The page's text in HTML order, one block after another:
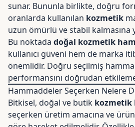
sunar. Bununla birlikte, doğru
oranlarda kullanılan kozmetik
uzun ömürlü ve stabil kalmasına
Bu noktada doğal kozmetik
kullanıcı güveni hem de marka
önemlidir. Doğru seçilmiş
performansını doğrudan
Hammaddeler Seçerken Nelere
Bitkisel, doğal ve butik kozmetik
seçerken üretim amacına ve